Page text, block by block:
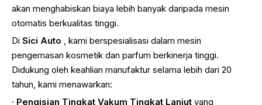
akan menghabiskan biaya lebih banyak daripada mesin
otomatis berkualitas tinggi.
Di Sici Auto , kami berspesialisasi dalam mesin
pengemasan kosmetik dan parfum berkinerja tinggi.
Didukung oleh keahlian manufaktur selama lebih dari 20
tahun, kami menawarkan:
· Pengisian Tingkat Vakum Tingkat Lanjut yang